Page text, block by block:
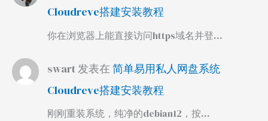
Cloudreve搭建安装教程
你在浏览器上能直接访问https域名并登…
swart发表在 简单易用私人网盘系统
Cloudreve搭建安装教程
刚刚重装系统，纯净的debian12，按…